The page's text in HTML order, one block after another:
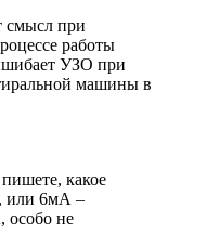
смысл при
работы
УЗО при
машины в
какое
или 6мА –
особо не